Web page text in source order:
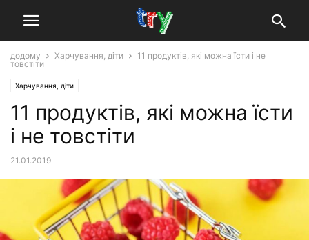
додому Харчування, діти
11 продуктів, які можна їсти і не
товстіти
Харчування, діти
11 продуктів, які можна їсти
і не товстіти
21.01.2019